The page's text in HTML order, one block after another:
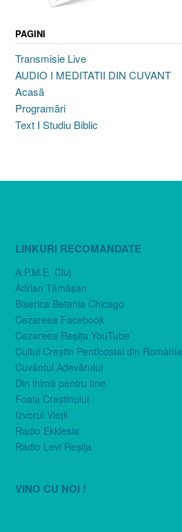
PAGINI
Transmisie Live
AUDIO I MEDITATII DIN CUVANT
Acasă
Programări
Text I Studiu Biblic
LINKURI RECOMANDATE
A.P.M.E. Cluj
Adrian Tămăşan
Biserica Betania Chicago
Cezareea Facebook
Cezareea Reşiţa YouTube
Cultul Creştin Penticostal din România
Cuvântul Adevărului
Din inimă pentru tine
Foaia Creştinului
Izvorul Vieţii
Radio Ekklesia
Radio Levi Reşiţa
VINO CU NOI !